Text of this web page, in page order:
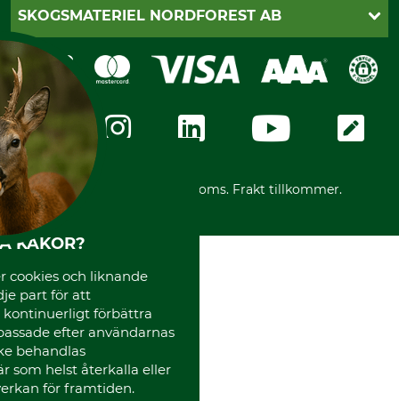
Köpvillkor - 2025-06-18
Dataskydd
Integritetspolicy
Ångerrätt
Ångerrätt för din beställning
Reklamationer
Frakter
Klarna
Faktura
Swish
SKOGSMATERIEL NORDFOREST AB
Om oss
GRUBE-Gruppen
Företagsuppgifter
Karriär
Vår personal
Varumärken
Mässor
Instagram TOS
Media
Code of Conduct
*Alla priser inklusive moms. Frakt tillkommer.
KAKOR?
cookies och liknande
part för att
kontinuerligt förbättra
efter användarnas
behandlas
som helst återkalla eller
för framtiden.